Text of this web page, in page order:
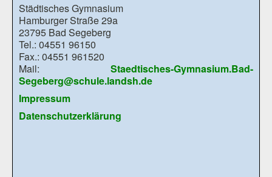
Städtisches Gymnasium
Hamburger Straße 29a
23795 Bad Segeberg
Tel.: 04551 96150
Fax.: 04551 961520
Mail: Staedtisches-Gymnasium.Bad-
Segeberg@schule.landsh.de
Impressum
Datenschutzerklärung